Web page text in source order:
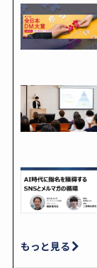
もっと見る